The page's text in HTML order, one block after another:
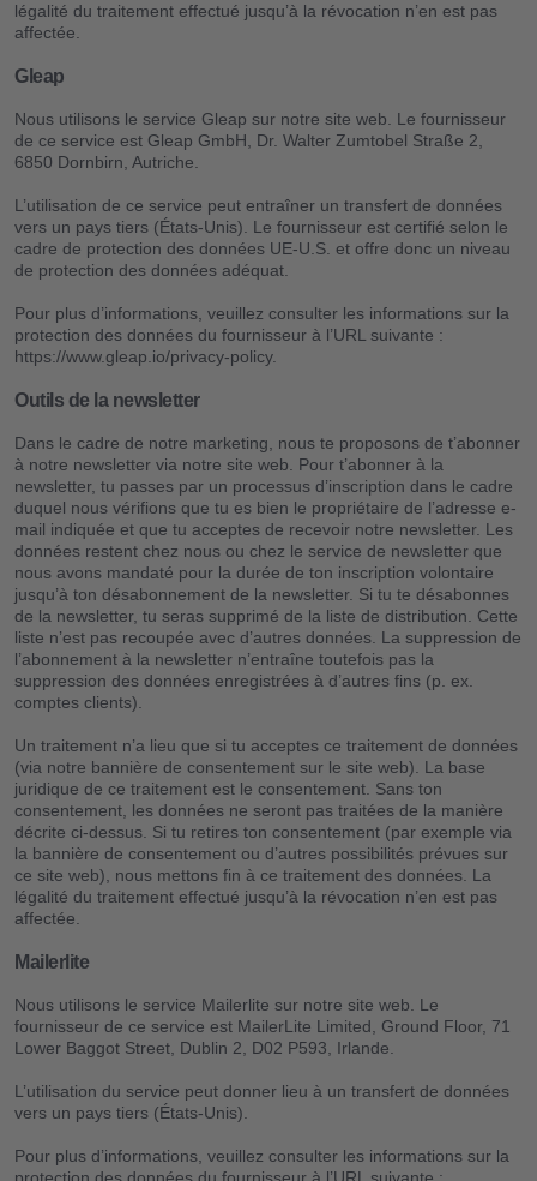
légalité du traitement effectué jusqu’à la révocation n’en est pas
affectée.
Gleap
Nous utilisons le service Gleap sur notre site web. Le fournisseur
de ce service est Gleap GmbH, Dr. Walter Zumtobel Straße 2,
6850 Dornbirn, Autriche.
L’utilisation de ce service peut entraîner un transfert de données
vers un pays tiers (États-Unis). Le fournisseur est certifié selon le
cadre de protection des données UE-U.S. et offre donc un niveau
de protection des données adéquat.
Pour plus d’informations, veuillez consulter les informations sur la
protection des données du fournisseur à l’URL suivante :
https://www.gleap.io/privacy-policy.
Outils de la newsletter
Dans le cadre de notre marketing, nous te proposons de t’abonner
à notre newsletter via notre site web. Pour t’abonner à la
newsletter, tu passes par un processus d’inscription dans le cadre
duquel nous vérifions que tu es bien le propriétaire de l’adresse e-
mail indiquée et que tu acceptes de recevoir notre newsletter. Les
données restent chez nous ou chez le service de newsletter que
nous avons mandaté pour la durée de ton inscription volontaire
jusqu’à ton désabonnement de la newsletter. Si tu te désabonnes
de la newsletter, tu seras supprimé de la liste de distribution. Cette
liste n’est pas recoupée avec d’autres données. La suppression de
l’abonnement à la newsletter n’entraîne toutefois pas la
suppression des données enregistrées à d’autres fins (p. ex.
comptes clients).
Un traitement n’a lieu que si tu acceptes ce traitement de données
(via notre bannière de consentement sur le site web). La base
juridique de ce traitement est le consentement. Sans ton
consentement, les données ne seront pas traitées de la manière
décrite ci-dessus. Si tu retires ton consentement (par exemple via
la bannière de consentement ou d’autres possibilités prévues sur
ce site web), nous mettons fin à ce traitement des données. La
légalité du traitement effectué jusqu’à la révocation n’en est pas
affectée.
Mailerlite
Nous utilisons le service Mailerlite sur notre site web. Le
fournisseur de ce service est MailerLite Limited, Ground Floor, 71
Lower Baggot Street, Dublin 2, D02 P593, Irlande.
L’utilisation du service peut donner lieu à un transfert de données
vers un pays tiers (États-Unis).
Pour plus d’informations, veuillez consulter les informations sur la